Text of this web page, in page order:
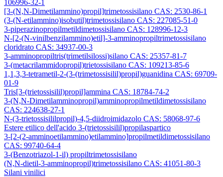
106996-32-1
[3-(N,N-Dimetilammino)propil]trimetossisilano CAS: 2530-86-1
(3-(N-etilammino)isobutil)trimetossisilano CAS: 227085-51-0
3-piperazinopropilmetildimetossisilano CAS: 128996-12-3
N-[2-(N-vinilbenzilammino)etil]-3-amminopropiltrimetossisilano
cloridrato CAS: 34937-00-3
3-amminopropiltris(trimetilsilossi)silano CAS: 25357-81-7
3-(metacrilammidopropil)trietossisilano CAS: 109213-85-6
1,1,3,3-tetrametil-2-(3-(trimetossisilil)propil)guanidina CAS: 69709-
01-9
Tris[3-(trietossisilil)propil]ammina CAS: 18784-74-2
3-(N,N-Dimetilamminopropil)amminopropilmetildimetossisilano
CAS: 224638-27-1
N-(3-trietossisililpropil)-4,5-diidroimidazolo CAS: 58068-97-6
Estere etilico dell'acido 3-(trietossisilil)propilaspartico
3-[2-(2-amminoetilammino)etilammino]propilmetildimetossisilano
CAS: 99740-64-4
3-(Benzotriazol-1-il) propiltrimetossisilano
(N,N-dietil-3-amminopropil)trimetossisilano CAS: 41051-80-3
Silani vinilici